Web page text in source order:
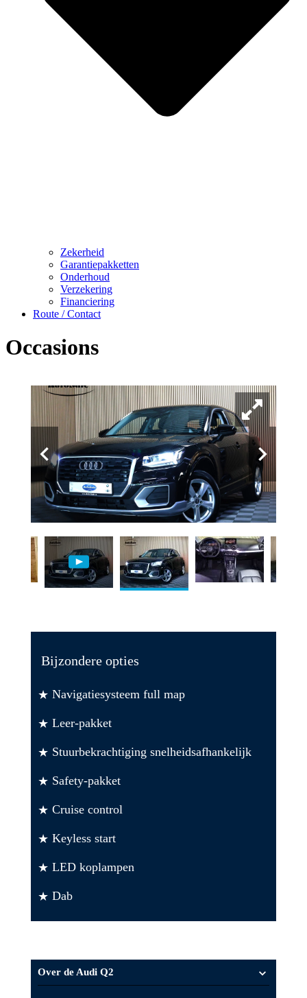
Zekerheid
Garantiepakketten
Onderhoud
Verzekering
Financiering
Route / Contact
Occasions
Bijzondere opties
Navigatiesysteem full map
Leer-pakket
Stuurbekrachtiging snelheidsafhankelijk
Safety-pakket
Cruise control
Keyless start
LED koplampen
Dab
Over de Audi Q2